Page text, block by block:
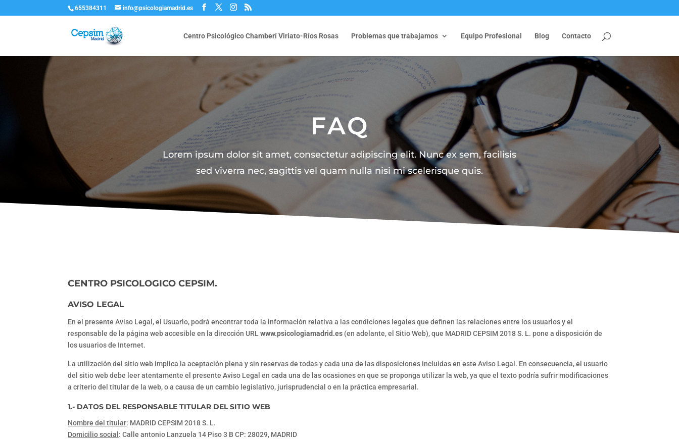
655384311 info@psicologiamadrid.es
Centro Psicológico Chamberí Viriato-Ríos Rosas Problemas que trabajamos Equipo Profesional Blog Contacto
FAQ
Lorem ipsum dolor sit amet, consectetur adipiscing elit. Nunc ex sem, facilisis
sed viverra nec, sagittis vel quam nulla nisi mi scelerisque quis.
CENTRO PSICOLOGICO CEPSIM.
AVISO LEGAL
En el presente Aviso Legal, el Usuario, podrá encontrar toda la información relativa a las condiciones legales que definen las relaciones entre los usuarios y el
responsable de la página web accesible en la dirección URLwww.psicologiamadrid.es (en adelante, el Sitio Web), que MADRID CEPSIM 2018 S. L. pone a disposición de
los usuarios de Internet.
La utilización del sitio web implica la aceptación plena y sin reservas de todas y cada una de las disposiciones incluidas en este Aviso Legal. En consecuencia, el usuario
del sitio web debe leer atentamente el presente Aviso Legal en cada una de las ocasiones en que se proponga utilizar la web, ya que el texto podría sufrir modificaciones
a criterio del titular de la web, o a causa de un cambio legislativo, jurisprudencial o en la práctica empresarial.
1.- DATOS DEL RESPONSABLE TITULAR DEL SITIO WEB
Nombre del titular: MADRID CEPSIM 2018 S. L.
Domicilio social : Calle antonio Lanzuela 14 Piso 3 B CP: 28029, MADRID